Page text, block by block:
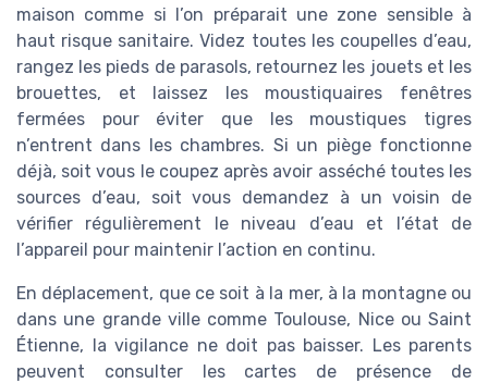
maison comme si l’on préparait une zone sensible à
haut risque sanitaire. Videz toutes les coupelles d’eau,
rangez les pieds de parasols, retournez les jouets et les
brouettes, et laissez les moustiquaires fenêtres
fermées pour éviter que les moustiques tigres
n’entrent dans les chambres. Si un piège fonctionne
déjà, soit vous le coupez après avoir asséché toutes les
sources d’eau, soit vous demandez à un voisin de
vérifier régulièrement le niveau d’eau et l’état de
l’appareil pour maintenir l’action en continu.
En déplacement, que ce soit à la mer, à la montagne ou
dans une grande ville comme Toulouse, Nice ou Saint
Étienne, la vigilance ne doit pas baisser. Les parents
peuvent consulter les cartes de présence de